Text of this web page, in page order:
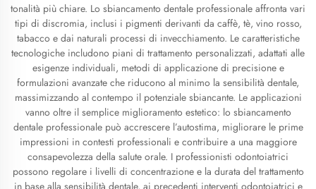
tonalità più chiare. Lo sbiancamento dentale professionale affronta vari
tipi di discromia, inclusi i pigmenti derivanti da caffè, tè, vino rosso,
tabacco e dai naturali processi di invecchiamento. Le caratteristiche
tecnologiche includono piani di trattamento personalizzati, adattati alle
esigenze individuali, metodi di applicazione di precisione e
formulazioni avanzate che riducono al minimo la sensibilità dentale,
massimizzando al contempo il potenziale sbiancante. Le applicazioni
vanno oltre il semplice miglioramento estetico: lo sbiancamento
dentale professionale può accrescere l’autostima, migliorare le prime
impressioni in contesti professionali e contribuire a una maggiore
consapevolezza della salute orale. I professionisti odontoiatrici
possono regolare i livelli di concentrazione e la durata del trattamento
in base alla sensibilità dentale, ai precedenti interventi odontoiatrici e